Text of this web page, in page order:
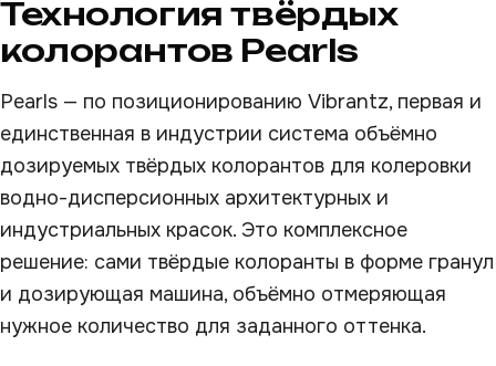
Технология твёрдых
колорантов Pearls
Pearls — по позиционированию Vibrantz, первая и
единственная в индустрии система объёмно
дозируемых твёрдых колорантов для колеровки
водно-дисперсионных архитектурных и
индустриальных красок. Это комплексное
решение: сами твёрдые колоранты в форме гранул
и дозирующая машина, объёмно отмеряющая
нужное количество для заданного оттенка.